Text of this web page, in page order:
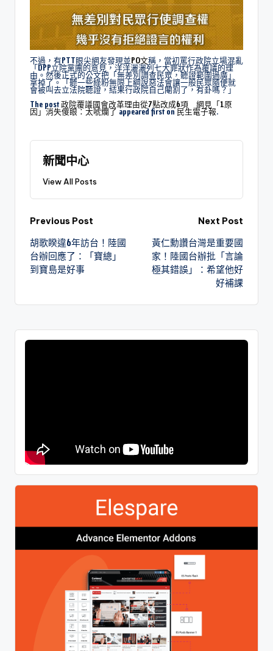
不過，有PTT眼尖網友發現並PO文稱，當初罵行政院立場混亂
「DPP立院黨團的意見，洋洋灑灑列七大罪狀作為覆議的理
由。然後正式的公文把「無差別調查民眾，聽證範圍過廣」
拿掉了。「聽一些綠粉無限上綱說惡法會讓一般民眾隨便就
會被叫去立法院聽證，結果行政院自己閹割了，有卦嗎？」
The post政院覆議國會改革理由從7點改成6項 網見「1原
因」消失傻眼：太唬爛了 appeared first on民生電子報.
新聞中心
View All Posts
Previous Post
胡歌睽違6年訪台！陸國
台辦回應了：「寶總」
到寶島是好事
Next Post
黃仁勳讚台灣是重要國
家！陸國台辦批「言論
極其錯誤」：希望他好
好補課